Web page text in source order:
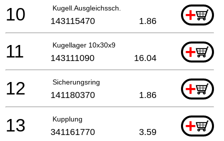
Kugell.Ausgleichssch. +
10 143115470 1.86
Kugellager 10x30x9 +
11 143111090 16.04
Sicherungsring +
12 141180370 1.86
Kupplung +
13 341161770 3.59